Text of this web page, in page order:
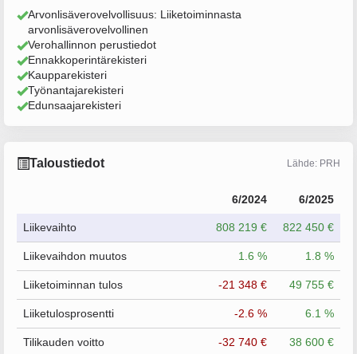
Arvonlisäverovelvollisuus: Liiketoiminnasta
arvonlisäverovelvollinen
Verohallinnon perustiedot
Ennakkoperintärekisteri
Kaupparekisteri
Työnantajarekisteri
Edunsaajarekisteri
Taloustiedot Lähde: PRH
6/2024 6/2025
Liikevaihto 808 219 € 822 450 €
Liikevaihdon muutos 1.6 % 1.8 %
Liiketoiminnan tulos -21 348 € 49 755 €
Liiketulosprosentti -2.6 % 6.1 %
Tilikauden voitto -32 740 € 38 600 €